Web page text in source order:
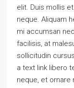
elit. Duis mollis
neque. Aliquam
mi accumsan
facilisis, at
sollicitudin
a text link libero
neque, et ornare